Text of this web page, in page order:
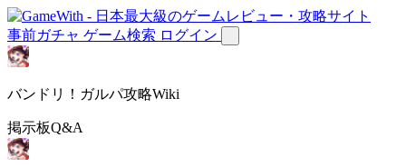
事前ガチャ ゲーム検索 ログイン
バンドリ！ガルパ攻略Wiki
掲示板Q&A